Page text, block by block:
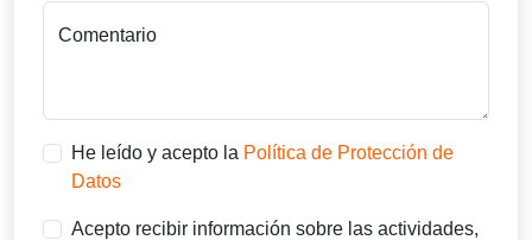
Comentario
He leído y acepto la Política de Protección de
Datos
Acepto recibir información sobre las actividades,